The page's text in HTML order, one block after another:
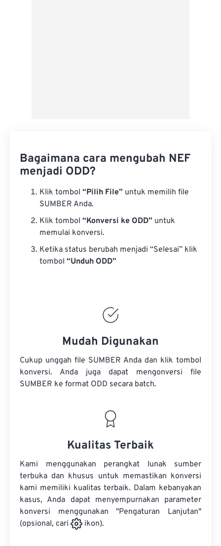
Bagaimana cara mengubah NEF
menjadi ODD?
Klik tombol “Pilih File” untuk memilih file
SUMBER Anda.
Klik tombol “Konversi ke ODD” untuk
memulai konversi.
Ketika status berubah menjadi “Selesai” klik
tombol “Unduh ODD”
Mudah Digunakan
Cukup unggah file SUMBER Anda dan klik tombol
konversi. Anda juga dapat mengonversi file
SUMBER ke format ODD secara batch.
Kualitas Terbaik
Kami menggunakan perangkat lunak sumber
terbuka dan khusus untuk memastikan konversi
kami memiliki kualitas terbaik. Dalam kebanyakan
kasus, Anda dapat menyempurnakan parameter
konversi menggunakan "Pengaturan Lanjutan"
(opsional, cari
ikon).